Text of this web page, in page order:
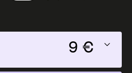
9 €